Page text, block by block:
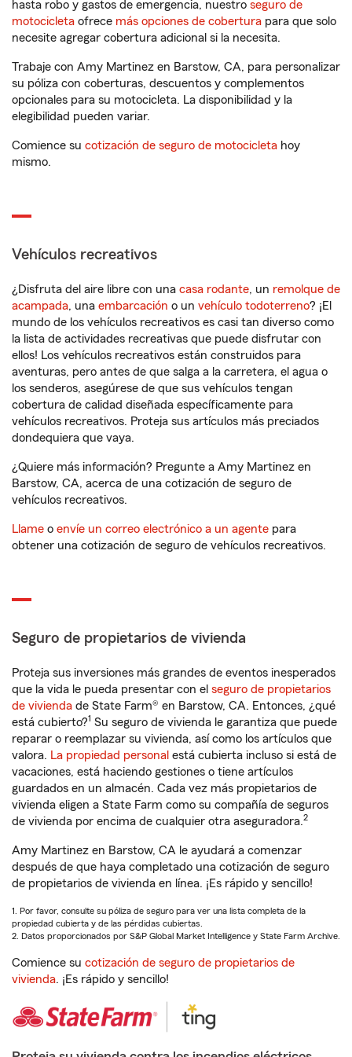
hasta robo y gastos de emergencia, nuestro seguro de
motocicleta ofrece más opciones de cobertura para que solo
necesite agregar cobertura adicional si la necesita.
Trabaje con Amy Martinez en Barstow, CA, para personalizar
su póliza con coberturas, descuentos y complementos
opcionales para su motocicleta. La disponibilidad y la
elegibilidad pueden variar.
Comience su cotización de seguro de motocicleta hoy
mismo.
Vehículos recreativos
¿Disfruta del aire libre con una casa rodante, un remolque de
acampada, una embarcación o un vehículo todoterreno? ¡El
mundo de los vehículos recreativos es casi tan diverso como
la lista de actividades recreativas que puede disfrutar con
ellos! Los vehículos recreativos están construidos para
aventuras, pero antes de que salga a la carretera, el agua o
los senderos, asegúrese de que sus vehículos tengan
cobertura de calidad diseñada específicamente para
vehículos recreativos. Proteja sus artículos más preciados
dondequiera que vaya.
¿Quiere más información? Pregunte a Amy Martinez en
Barstow, CA, acerca de una cotización de seguro de
vehículos recreativos.
Llame o envíe un correo electrónico a un agente para
obtener una cotización de seguro de vehículos recreativos.
Seguro de propietarios de vivienda
Proteja sus inversiones más grandes de eventos inesperados
que la vida le pueda presentar con el seguro de propietarios
de vivienda de State Farm® en Barstow, CA. Entonces, ¿qué
está cubierto?1 Su seguro de vivienda le garantiza que puede
reparar o reemplazar su vivienda, así como los artículos que
valora. La propiedad personal está cubierta incluso si está de
vacaciones, está haciendo gestiones o tiene artículos
guardados en un almacén. Cada vez más propietarios de
vivienda eligen a State Farm como su compañía de seguros
de vivienda por encima de cualquier otra aseguradora.2
Amy Martinez en Barstow, CA le ayudará a comenzar
después de que haya completado una cotización de seguro
de propietarios de vivienda en línea. ¡Es rápido y sencillo!
1. Por favor, consulte su póliza de seguro para ver una lista completa de la
propiedad cubierta y de las pérdidas cubiertas.
2. Datos proporcionados por S&P Global Market Intelligence y State Farm Archive.
Comience su cotización de seguro de propietarios de
vivienda. ¡Es rápido y sencillo!